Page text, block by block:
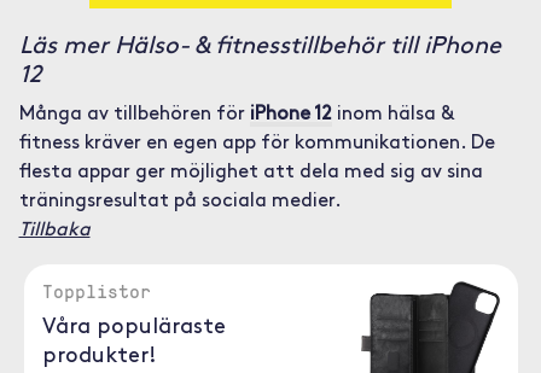
Läs mer Hälso- & fitnesstillbehör till iPhone
12
Många av tillbehören för iPhone 12inom hälsa &
fitness kräver en egen app för kommunikationen. De
flesta appar ger möjlighet att dela med sig av sina
träningsresultat på sociala medier.
Tillbaka
Topplistor
Våra populäraste
produkter!